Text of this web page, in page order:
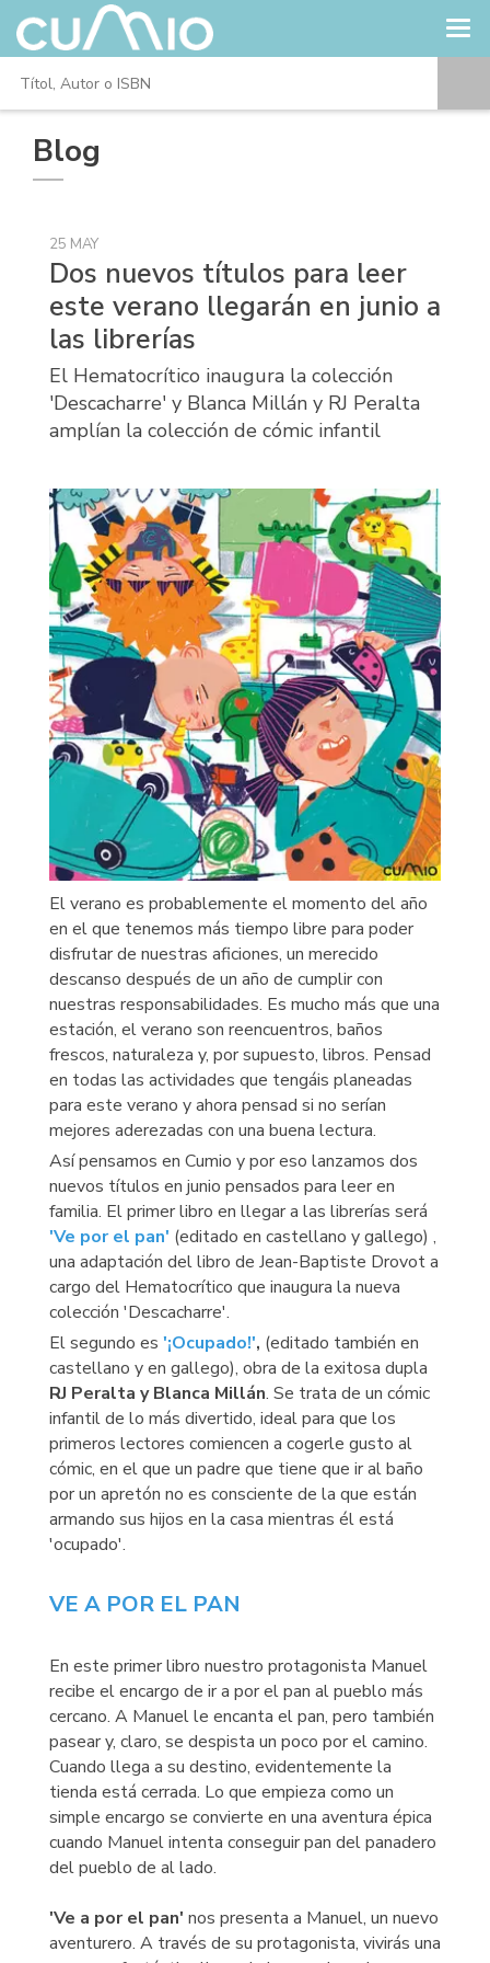
Blog
25 MAY
Dos nuevos títulos para leer
este verano llegarán en junio a
las librerías
El Hematocrítico inaugura la colección
'Descacharre' y Blanca Millán y RJ Peralta
amplían la colección de cómic infantil
El verano es probablemente el momento del año
en el que tenemos más tiempo libre para poder
disfrutar de nuestras aficiones, un merecido
descanso después de un año de cumplir con
nuestras responsabilidades. Es mucho más que una
estación, el verano son reencuentros, baños
frescos, naturaleza y, por supuesto, libros. Pensad
en todas las actividades que tengáis planeadas
para este verano y ahora pensad si no serían
mejores aderezadas con una buena lectura.
Así pensamos en Cumio y por eso lanzamos dos
nuevos títulos en junio pensados para leer en
familia. El primer libro en llegar a las librerías será
'Ve por el pan' (editado en castellano y gallego) ,
una adaptación del libro de Jean-Baptiste Drovot a
cargo del Hematocrítico que inaugura la nueva
colección 'Descacharre'.
El segundo es '¡Ocupado!', (editado también en
castellano y en gallego), obra de la exitosa dupla
RJ Peralta y Blanca Millán. Se trata de un cómic
infantil de lo más divertido, ideal para que los
primeros lectores comiencen a cogerle gusto al
cómic, en el que un padre que tiene que ir al baño
por un apretón no es consciente de la que están
armando sus hijos en la casa mientras él está
'ocupado'.
VE A POR EL PAN
En este primer libro nuestro protagonista Manuel
recibe el encargo de ir a por el pan al pueblo más
cercano. A Manuel le encanta el pan, pero también
pasear y, claro, se despista un poco por el camino.
Cuando llega a su destino, evidentemente la
tienda está cerrada. Lo que empieza como un
simple encargo se convierte en una aventura épica
cuando Manuel intenta conseguir pan del panadero
del pueblo de al lado.
'Ve a por el pan' nos presenta a Manuel, un nuevo
aventurero. A través de su protagonista, vivirás una